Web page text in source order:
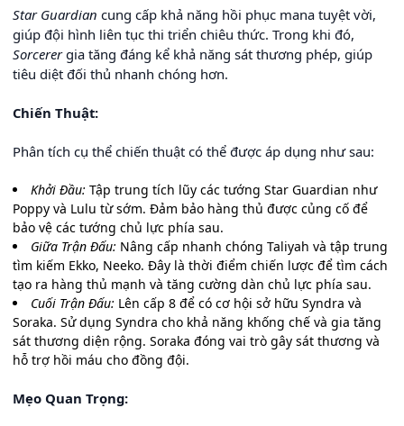
Star Guardian cung cấp khả năng hồi phục mana tuyệt vời,
giúp đội hình liên tục thi triển chiêu thức. Trong khi đó,
Sorcerergia tăng đáng kể khả năng sát thương phép, giúp
tiêu diệt đối thủ nhanh chóng hơn.
Chiến Thuật:
Phân tích cụ thể chiến thuật có thể được áp dụng như sau:
Khởi Đầu: Tập trung tích lũy các tướng Star Guardian như
Poppy và Lulu từ sớm. Đảm bảo hàng thủ được củng cố để
bảo vệ các tướng chủ lực phía sau.
Giữa Trận Đấu: Nâng cấp nhanh chóng Taliyah và tập trung
tìm kiếm Ekko, Neeko. Đây là thời điểm chiến lược để tìm cách
tạo ra hàng thủ mạnh và tăng cường dàn chủ lực phía sau.
Cuối Trận Đấu: Lên cấp 8 để có cơ hội sở hữu Syndra và
Soraka. Sử dụng Syndra cho khả năng khống chế và gia tăng
sát thương diện rộng. Soraka đóng vai trò gây sát thương và
hỗ trợ hồi máu cho đồng đội.
Mẹo Quan Trọng: